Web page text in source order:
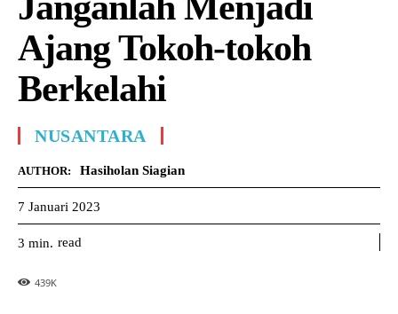
Ajang Tokoh-tokoh
Berkelahi
NUSANTARA
AUTHOR: Hasiholan Siagian
7 Januari 2023
3 min. read
439K